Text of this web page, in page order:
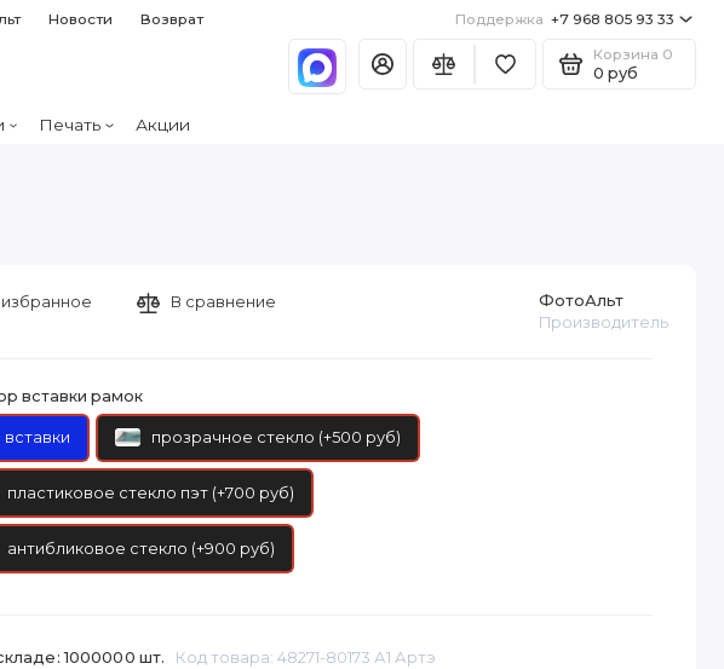
Новости Возврат Поддержка +7 968 805 93 33
Корзина 0
0 руб
Печать Акции
1000000 шт. Код товара: 48271-80173 А1 Артэ
ФотоАльт
Производитель
В сравнение
вставки рамок
вставки прозрачное стекло (+500 руб)
пластиковое стекло пэт (+700 руб)
антибликовое стекло (+900 руб)